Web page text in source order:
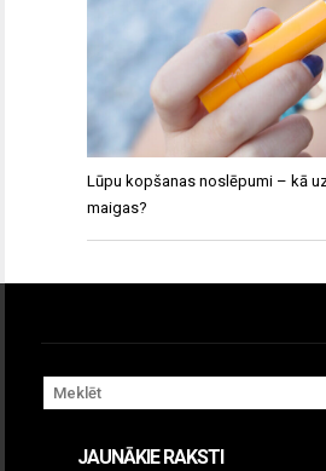
Lūpu kopšanas noslēpumi – kā
maigas?
JAUNĀKIE RAKSTI